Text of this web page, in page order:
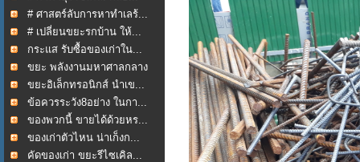
# ศาสตร์ลับการหาทำเลร้...
# เปลี่ยนขยะรกบ้าน ให้...
กระแส รับซื้อของเก่าใน...
ขยะ พลังงานมหาศาลกลาง
ใ...
ขยะอิเล็กทรอนิกส์ นำเข...
ข้อควรระวัง8อย่าง ในกา...
ของพวกนี้ ขายได้ด้วยหร...
ของเก่าตัวไหน น่าเก็งก...
คัดของเก่า ขยะรีไซเคิล...